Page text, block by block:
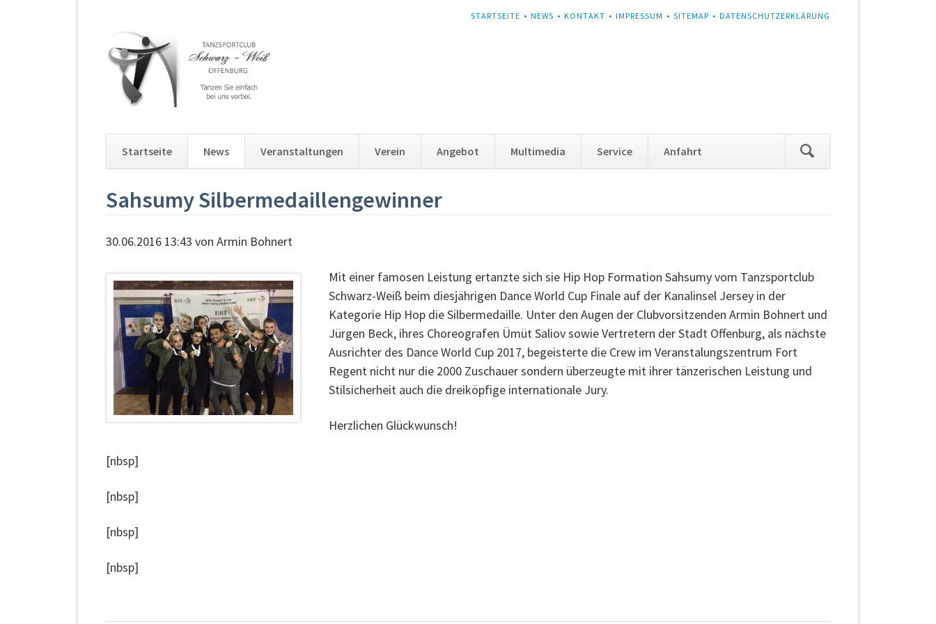
NAVIGATION
STARTSEITE NEWS KONTAKT IMPRESSUM SITEMAP DATENSCHUTZERKLÄRUNG
überspringen
Startseite News Veranstaltungen Verein Angebot Multimedia Service Anfahrt
überspringen
Sahsumy Silbermedaillengewinner
30.06.2016 13:43 von Armin Bohnert
Mit einer famosen Leistung ertanzte sich sie Hip Hop Formation Sahsumy vom Tanzsportclub
Schwarz-Weiß beim diesjährigen Dance World Cup Finale auf der Kanalinsel Jersey in der
Kategorie Hip Hop die Silbermedaille. Unter den Augen der Clubvorsitzenden Armin Bohnert und
Jürgen Beck, ihres Choreografen Ümüt Saliov sowie Vertretern der Stadt Offenburg, als nächste
Ausrichter des Dance World Cup 2017, begeisterte die Crew im Veranstalungszentrum Fort
Regent nicht nur die 2000 Zuschauer sondern überzeugte mit ihrer tänzerischen Leistung und
Stilsicherheit auch die dreiköpfige internationale Jury.
Herzlichen Glückwunsch!
[nbsp]
[nbsp]
[nbsp]
[nbsp]